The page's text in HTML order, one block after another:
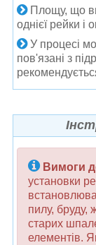
Площу, що
однієї рейки і
У процесі
пов'язані з
Вимоги
установки
пилу, бруду,
старих
елементів.